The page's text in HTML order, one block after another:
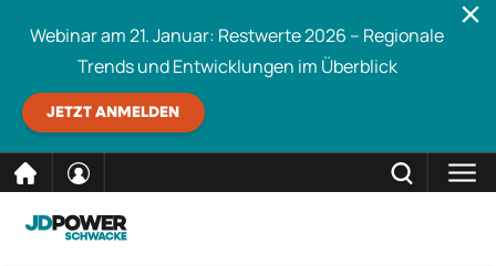
Webinar am 21. Januar: Restwerte 2026 – Regionale
Trends und Entwicklungen im Überblick
JETZT ANMELDEN